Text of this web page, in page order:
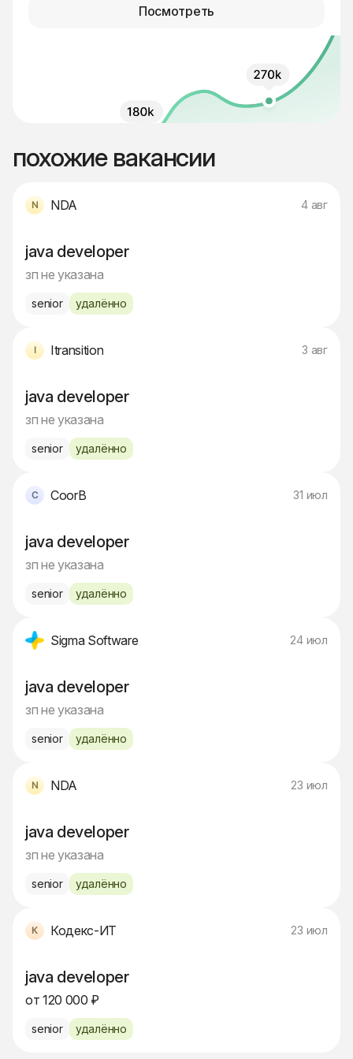
Посмотреть
похожие вакансии
NDA 4 авг
java developer
зп не указана
senior удалённо
Itransition 3 авг
java developer
зп не указана
senior удалённо
CoorB 31 июл
java developer
зп не указана
senior удалённо
Sigma Software 24 июл
java developer
зп не указана
senior удалённо
NDA 23 июл
java developer
зп не указана
senior удалённо
Кодекс-ИТ 23 июл
java developer
от 120 000 ₽
senior удалённо